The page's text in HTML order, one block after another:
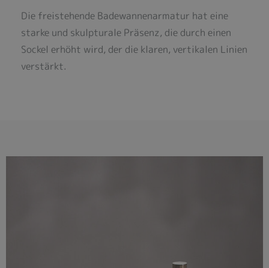
Die freistehende Badewannenarmatur hat eine
starke und skulpturale Präsenz, die durch einen
Sockel erhöht wird, der die klaren, vertikalen Linien
verstärkt.